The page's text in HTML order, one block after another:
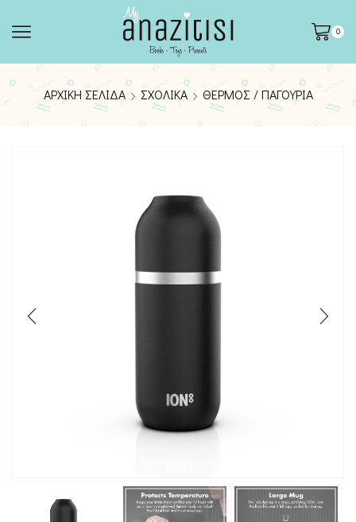
0
ΑΡΧΙΚΉ ΣΕΛΊΔΑ ΣΧΟΛΙΚΆ ΘΕΡΜΌΣ / ΠΑΓΟΎΡΙΑ